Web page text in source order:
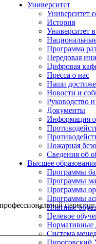
Университет
Университет
История
Университет
Программа
Передовая
Цифровая
Пресса о нас
Наши
Новости и
Руководство и
Документы
Информация о
Пожарная
Сведения об
Высшее
Программы
Программы
Программы
Программы
Платные
Целевое
Нормативные
Система
Пироговский